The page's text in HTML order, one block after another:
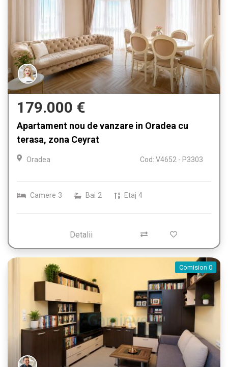
179.000 €
Apartament nou de vanzare in Oradea cu
terasa, zona Ceyrat
Oradea Cod: V4652 - P3303
Camere 3 Bai 2 Etaj 4
Detalii
Comision 0